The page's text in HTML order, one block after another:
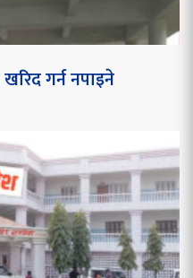
गर्न नपाइने